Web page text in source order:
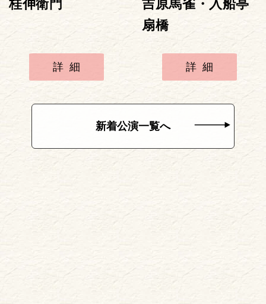
桂伸衛門
詳細
吉原馬雀・入船亭
扇橋
詳細
新着公演一覧へ